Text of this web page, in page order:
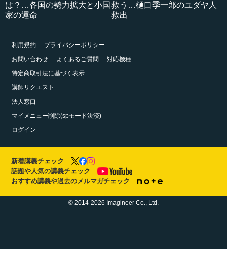
は？…各国の勢力拡大と小国
家の運命
救う…樋口季一郎のユダヤ人
救出
利用規約
プライバシーポリシー
お問い合わせ
よくあるご質問
対応機種
特定商取引法に基づく表示
講師リクエスト
法人窓口
マイメニュー削除(spモード決済)
ログイン
新着講義チェック
話題や人気の講義チェック
おすすめ講義や過去のメルマガチェック
© 2014-2026 Imagineer Co., Ltd.